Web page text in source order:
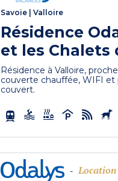
Savoie |Valloire
Résidence
et les Chalets
Résidence à Valloire,
couverte chauffée, WIFI et
couvert.
- Location